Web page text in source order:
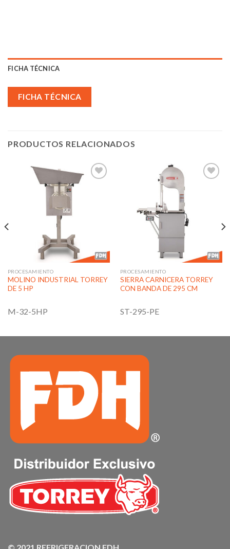
FICHA TÉCNICA
FICHA TÉCNICA
PRODUCTOS RELACIONADOS
PROCESAMIENTO
MOLINO INDUSTRIAL TORREY
DE 5 HP
M-32-5HP
PROCESAMIENTO
SIERRA CARNICERA TORREY
CON BANDA DE 295 CM
ST-295-PE